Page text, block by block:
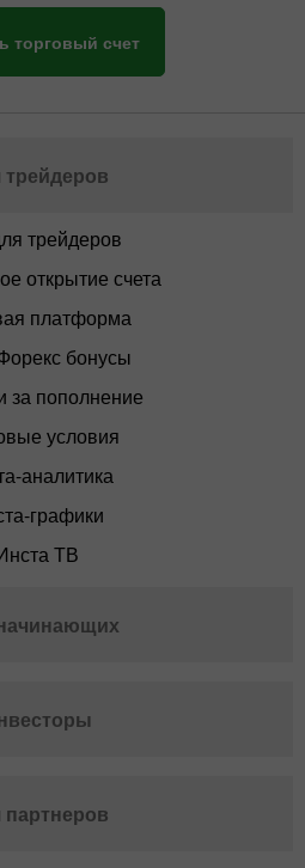
торговый счет
трейдеров
открытие счета
платформа
бонусы
за пополнение
условия
аналитика
графики
ТВ